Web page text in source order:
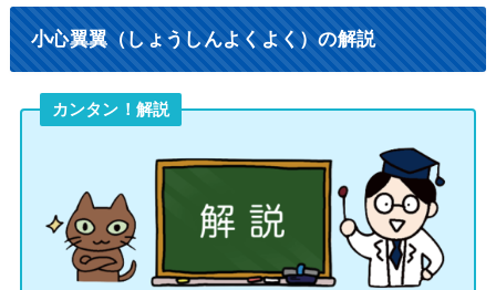
小心翼翼（しょうしんよくよく）の解説
カンタン！解説